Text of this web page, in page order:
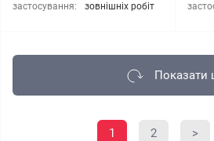
застосування:
зовнішніх робіт
Показати
1 2 >